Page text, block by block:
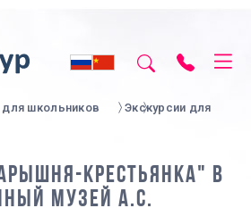
для школьников
Экскурсии для
КРЕСТЬЯНКА" В
МУЗЕЙ А.С.